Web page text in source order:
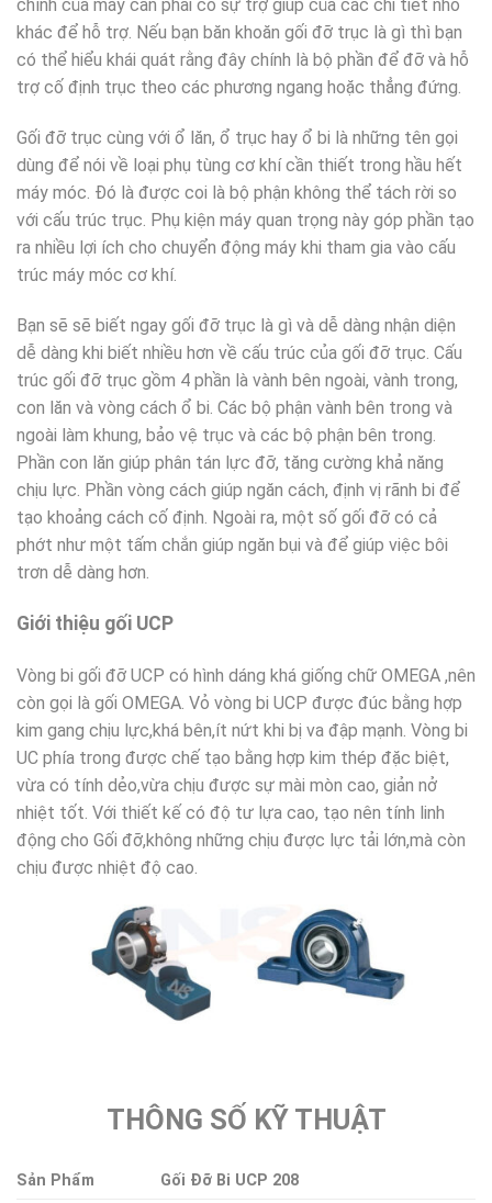
chính của máy cần phải có sự trợ giúp của các chi tiết nhỏ
khác để hỗ trợ. Nếu bạn băn khoăn gối đỡ trục là gì thì bạn
có thể hiểu khái quát rằng đây chính là bộ phần để đỡ và hỗ
trợ cố định trục theo các phương ngang hoặc thẳng đứng.
Gối đỡ trục cùng với ổ lăn, ổ trục hay ổ bi là những tên gọi
dùng để nói về loại phụ tùng cơ khí cần thiết trong hầu hết
máy móc. Đó là được coi là bộ phận không thể tách rời so
với cấu trúc trục. Phụ kiện máy quan trọng này góp phần tạo
ra nhiều lợi ích cho chuyển động máy khi tham gia vào cấu
trúc máy móc cơ khí.
Bạn sẽ sẽ biết ngay gối đỡ trục là gì và dễ dàng nhận diện
dễ dàng khi biết nhiều hơn về cấu trúc của gối đỡ trục. Cấu
trúc gối đỡ trục gồm 4 phần là vành bên ngoài, vành trong,
con lăn và vòng cách ổ bi. Các bộ phận vành bên trong và
ngoài làm khung, bảo vệ trục và các bộ phận bên trong.
Phần con lăn giúp phân tán lực đỡ, tăng cường khả năng
chịu lực. Phần vòng cách giúp ngăn cách, định vị rãnh bi để
tạo khoảng cách cố định. Ngoài ra, một số gối đỡ có cả
phớt như một tấm chắn giúp ngăn bụi và để giúp việc bôi
trơn dễ dàng hơn.
Giới thiệu gối UCP
Vòng bi gối đỡ UCP có hình dáng khá giống chữ OMEGA ,nên
còn gọi là gối OMEGA. Vỏ vòng bi UCP được đúc bằng hợp
kim gang chịu lực,khá bên,ít nứt khi bị va đập mạnh. Vòng bi
UC phía trong được chế tạo bằng hợp kim thép đặc biệt,
vừa có tính dẻo,vừa chịu được sự mài mòn cao, giản nở
nhiệt tốt. Với thiết kế có độ tư lựa cao, tạo nên tính linh
động cho Gối đỡ,không những chịu được lực tải lớn,mà còn
chịu được nhiệt độ cao.
THÔNG SỐ KỸ THUẬT
Sản Phẩm Gối Đỡ Bi UCP 208